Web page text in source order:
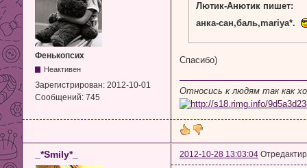
Фенькопсих
Неактивен
Зарегистрирован: 2012-10-01
Сообщений: 745
Лютик-Анютик пишет:
анка-сан,баль,mariya*.
Спасибо)
Относись к людям так как
_*Smily*_ 2012-10-28 13:03:04